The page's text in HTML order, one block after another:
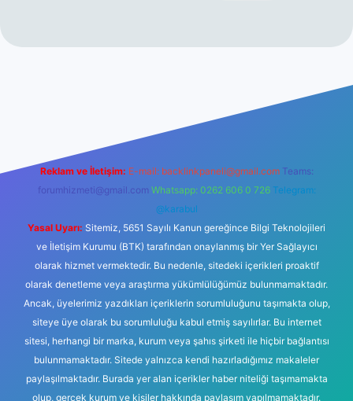
Reklam ve İletişim: E-mail: backlinkpaneli@gmail.com Teams:
forumhizmeti@gmail.com Whatsapp: 0262 606 0 726 Telegram:
@karabul
Yasal Uyarı: Sitemiz, 5651 Sayılı Kanun gereğince Bilgi Teknolojileri
ve İletişim Kurumu (BTK) tarafından onaylanmış bir Yer Sağlayıcı
olarak hizmet vermektedir. Bu nedenle, sitedeki içerikleri proaktif
olarak denetleme veya araştırma yükümlülüğümüz bulunmamaktadır.
Ancak, üyelerimiz yazdıkları içeriklerin sorumluluğunu taşımakta olup,
siteye üye olarak bu sorumluluğu kabul etmiş sayılırlar. Bu internet
sitesi, herhangi bir marka, kurum veya şahıs şirketi ile hiçbir bağlantısı
bulunmamaktadır. Sitede yalnızca kendi hazırladığımız makaleler
paylaşılmaktadır. Burada yer alan içerikler haber niteliği taşımamakta
olup, gerçek kurum ve kişiler hakkında paylaşım yapılmamaktadır.